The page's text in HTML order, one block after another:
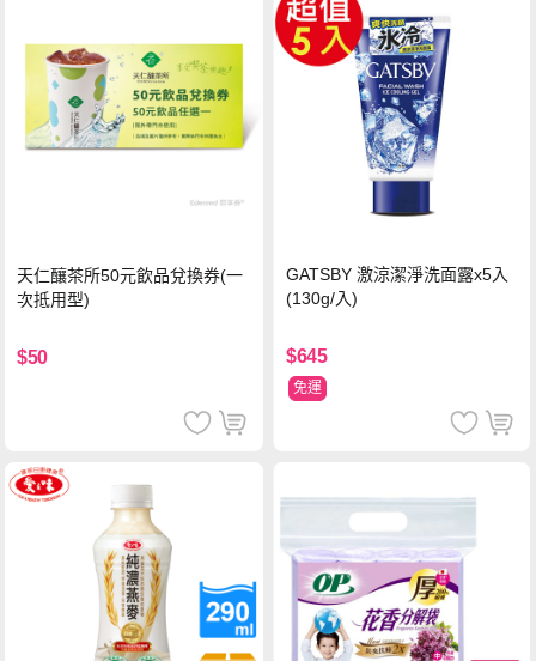
天仁釀茶所50元飲品兌換券(一
次抵用型)
$50
GATSBY 激涼潔淨洗面露x5入
(130g/入)
$645
免運